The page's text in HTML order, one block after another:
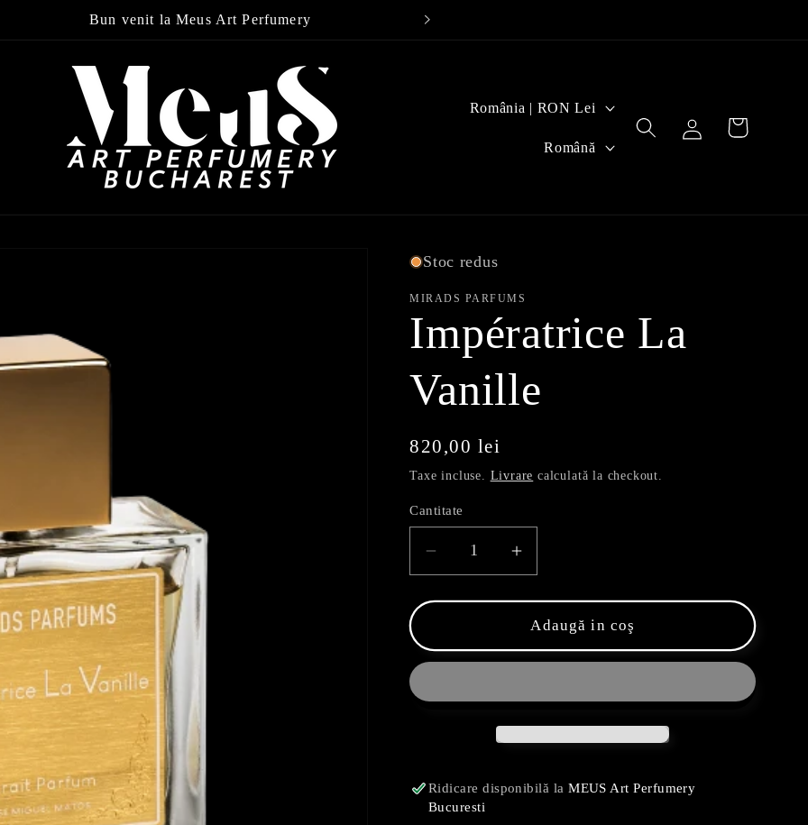
Bun venit la Meus Art Perfumery
Ț
r
e
g
i
u
n
e
România | RON Lei
LRomână
in
Cart
Stoc redus
MIRADS PARFUMS
Impératrice La
Vanille
Preț
obișnuit
820,00 lei
Taxe incluse. Livrare calculată la checkout.
Cantitate
Reduceți
cantitatea
pentru
La
Vanille
Creșteți
cantitatea
pentru
Impératrice
La
Vanille
Adaugă in coş
Ridicare disponibilă laMEUS Art Perfumery
Bucuresti